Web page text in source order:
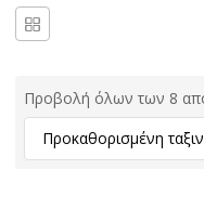
Προβολή όλων των 8